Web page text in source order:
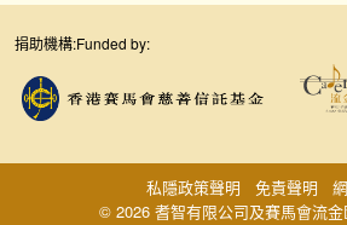
捐助機構:Funded by:
© 2026 耆智有限公司及賽馬會流
私隱政策聲明 免責聲明